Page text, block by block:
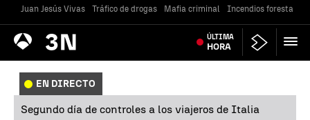
Juan Jesús Vivas Tráfico de drogas Mafia criminal Incendios forestales
Antena
3 Noticias ÚLTIMA
HORA
EN DIRECTO
Segundo día de controles a los viajeros de Italia